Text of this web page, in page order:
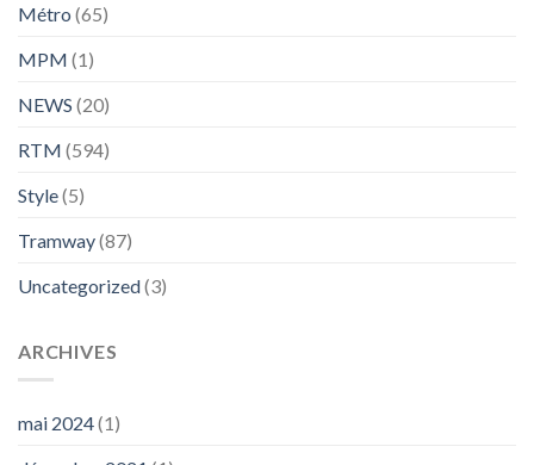
Métro (65)
MPM (1)
NEWS (20)
RTM (594)
Style(5)
Tramway(87)
Uncategorized(3)
ARCHIVES
mai 2024(1)